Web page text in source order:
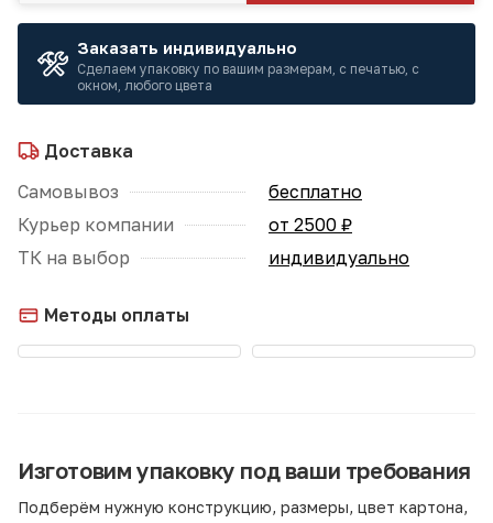
Заказать индивидуально
Сделаем упаковку по вашим размерам, с печатью, с
окном, любого цвета
Доставка
Самовывоз
бесплатно
Курьер компании
от 2500 ₽
ТК на выбор
индивидуально
Методы оплаты
Изготовим упаковку под ваши требования
Подберём нужную конструкцию, размеры, цвет картона,